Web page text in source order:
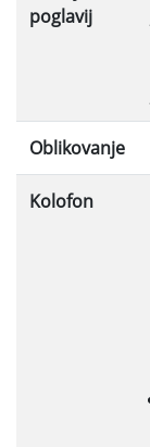
poglavij
Oblikovanje
Kolofon